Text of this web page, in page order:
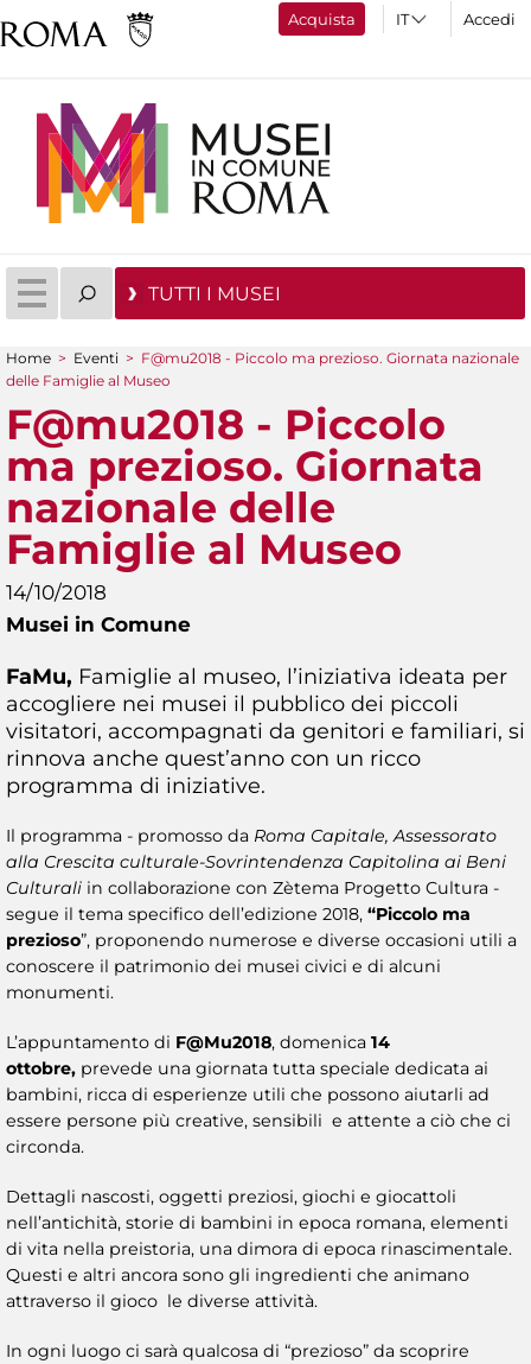
Acquista Accedi
TUTTI I MUSEI
Tu sei qui
Home > Eventi > F@mu2018 - Piccolo ma prezioso. Giornata nazionale
delle Famiglie al Museo
F@mu2018 - Piccolo
ma prezioso. Giornata
nazionale delle
Famiglie al Museo
14/10/2018
Musei in Comune
FaMu, Famiglie al museo, l’iniziativa ideata per
accogliere nei musei il pubblico dei piccoli
visitatori, accompagnati da genitori e familiari, si
rinnova anche quest’anno con un ricco
programma di iniziative.
Il programma - promosso da Roma Capitale, Assessorato
alla Crescita culturale-Sovrintendenza Capitolina ai Beni
Culturali in collaborazione con Zètema Progetto Cultura -
segue il tema specifico dell’edizione 2018, “Piccolo ma
prezioso”, proponendo numerose e diverse occasioni utili a
conoscere il patrimonio dei musei civici e di alcuni
monumenti.
L’appuntamento di F@Mu2018, domenica 14
ottobre, prevede una giornata tutta speciale dedicata ai
bambini, ricca di esperienze utili che possono aiutarli ad
essere persone più creative, sensibili e attente a ciò che ci
circonda.
Dettagli nascosti, oggetti preziosi, giochi e giocattoli
nell’antichità, storie di bambini in epoca romana, elementi
di vita nella preistoria, una dimora di epoca rinascimentale.
Questi e altri ancora sono gli ingredienti che animano
attraverso il gioco le diverse attività.
In ogni luogo ci sarà qualcosa di “prezioso” da scoprire